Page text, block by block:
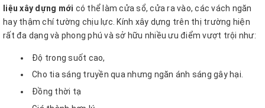
liệu xây dựng mới có thể làm cửa sổ, cửa ra vào, các vách ngăn
hay thậm chí tường chịu lực. Kính xây dựng trên thị trường hiện
rất đa dạng và phong phú và sở hữu nhiều ưu điểm vượt trội như:
Độ trong suốt cao,
Cho tia sáng truyền qua nhưng ngăn ánh sáng gây hại.
Đồng thời tạ